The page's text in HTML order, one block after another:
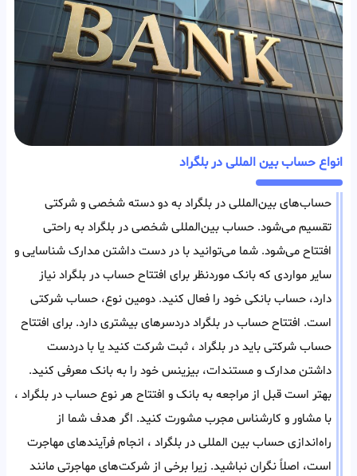
انواع حساب بین المللی در بلگراد
حساب‌های بین‌المللی در بلگراد به دو دسته شخصی و شرکتی
تقسیم می‌شود. حساب بین‌المللی شخصی در بلگراد به راحتی
افتتاح می‌شود. شما می‌توانید با در دست داشتن مدارک شناسایی و
سایر مواردی که بانک مورد‌نظر برای افتتاح حساب در بلگراد نیاز
دارد، حساب بانکی خود را فعال کنید. دومین نوع، حساب شرکتی
است. افتتاح حساب در بلگراد دردسر‌های بیشتری دارد. برای افتتاح
حساب شرکتی باید در بلگراد ، ثبت شرکت کنید یا با در‌دست
داشتن مدارک و مستندات، بیزینس خود را به بانک معرفی کنید.
بهتر است قبل از مراجعه به بانک و افتتاح هر‌ نوع حساب در بلگراد ،
با مشاور و کارشناس مجرب مشورت کنید. اگر هدف شما از
راه‌اندازی حساب بین المللی در بلگراد ، انجام فرآیند‌های مهاجرت
است، اصلاً نگران نباشید. زیرا برخی از شرکت‌های مهاجرتی مانند